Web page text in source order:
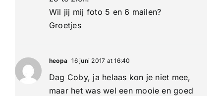
Wil jij mij foto 5 en 6 mailen?
Groetjes
heopa 16 juni 2017 at 16:40
Dag Coby, ja helaas kon je niet mee,
maar het was wel een mooie en goed